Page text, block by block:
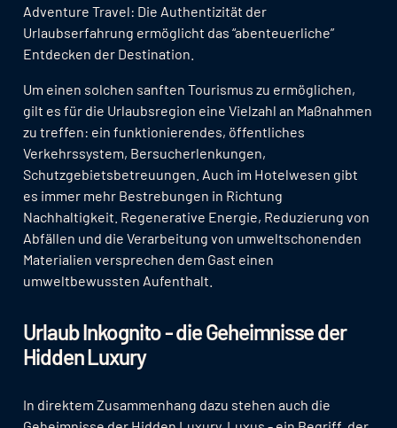
Adventure Travel: Die Authentizität der
Urlaubserfahrung ermöglicht das “abenteuerliche”
Entdecken der Destination.
Um einen solchen sanften Tourismus zu ermöglichen,
gilt es für die Urlaubsregion eine Vielzahl an Maßnahmen
zu treffen: ein funktionierendes, öffentliches
Verkehrssystem, Bersucherlenkungen,
Schutzgebietsbetreuungen. Auch im Hotelwesen gibt
es immer mehr Bestrebungen in Richtung
Nachhaltigkeit. Regenerative Energie, Reduzierung von
Abfällen und die Verarbeitung von umweltschonenden
Materialien versprechen dem Gast einen
umweltbewussten Aufenthalt.
Urlaub Inkognito - die Geheimnisse der
Hidden Luxury
In direktem Zusammenhang dazu stehen auch die